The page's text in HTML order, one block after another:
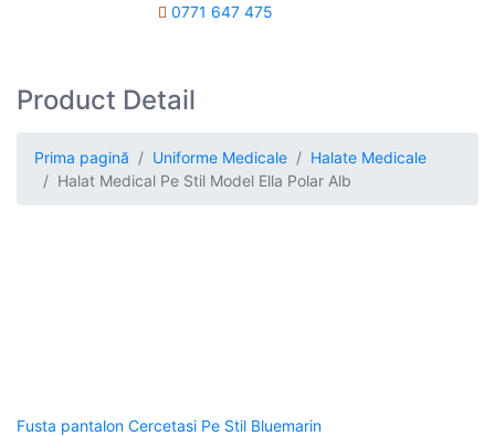
0771 647 475
Product Detail
Prima pagină Uniforme Medicale
Halate Medicale
Halat Medical Pe Stil Model Ella Polar Alb
Fusta pantalon Cercetasi Pe Stil Bluemarin